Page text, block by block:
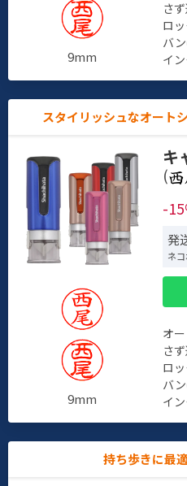
9mm
さ
ロ
バ
イ
スタイリッシュなオート
9mm
キ
(
-
発
ネ
オ
さ
ロ
バ
イ
持ち歩きに最